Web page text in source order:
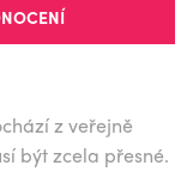
z veřejně
být zcela přesné.